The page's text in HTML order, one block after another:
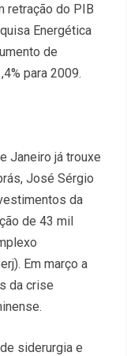
retração do PIB
Energética
de
para 2009.
Janeiro já trouxe
José Sérgio
da
de 43 mil
Em março a
da crise
siderurgia e